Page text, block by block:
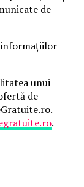
de
informațiilor
unui
de
.